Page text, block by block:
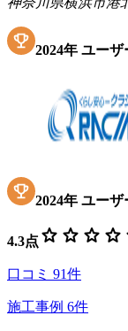
2024年 ユーザ
2024年 ユーザ
4.3点 star star star star
口コミ 91件
施工事例 6件